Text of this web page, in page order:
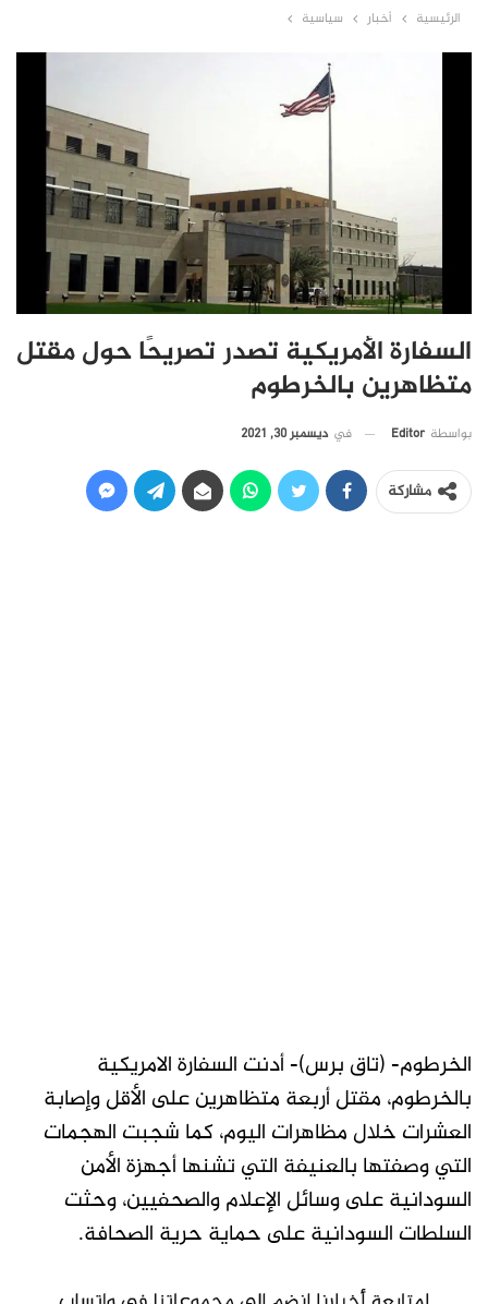
الرئيسية أخبار سياسية
السفارة الأمريكية تصدر تصريحًا حول مقتل
متظاهرين بالخرطوم
بواسطة Editor في ديسمبر 30, 2021
مشاركة
الخرطوم- (تاق برس)- أدنت السفارة الامريكية
بالخرطوم، مقتل أربعة متظاهرين على الأقل وإصابة
العشرات خلال مظاهرات اليوم، كما شجبت الهجمات
التي وصفتها بالعنيفة التي تشنها أجهزة الأمن
السودانية على وسائل الإعلام والصحفيين، وحثت
السلطات السودانية على حماية حرية الصحافة.